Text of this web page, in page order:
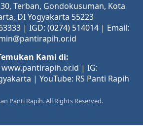
Terban, Gondokusuman, Kota
DI Yogyakarta 55223
| IGD: (0274) 514014 | Email:
Kami di:
www.pantirapih.or.id | IG:
| YouTube: RS Panti Rapih
Panti Rapih. All Rights Reserved.